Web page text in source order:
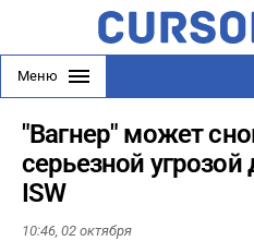
Меню
"Вагнер" может
серьезной
ISW
10:46, 02 октября